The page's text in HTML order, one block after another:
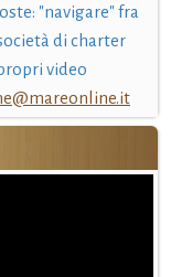
"navigare" fra
di charter
video